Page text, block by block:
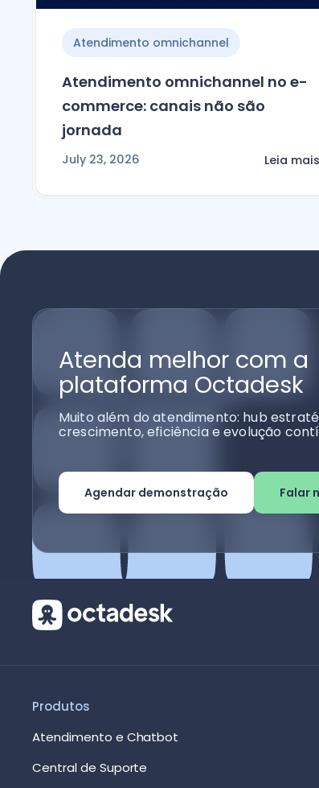
Atendimento omnichannel
Atendimento omnichannel no e-
commerce: canais não são
jornada
July 23, 2026 Leia mais
Atenda melhor com a
plataforma Octadesk
Muito além do atendimento: hub
crescimento, eficiência e evolução
Agendar demonstração Falar
Produtos
Atendimento e Chatbot
Central de Suporte